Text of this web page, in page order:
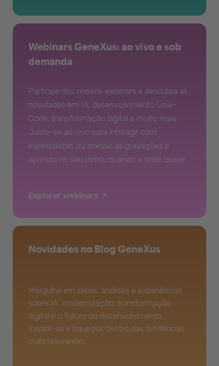
Webinars GeneXus: ao vivo e sob
demanda
Participe dos nossos webinars e descubra as
novidades em IA, desenvolvimento Low-
Code, transformação digital e muito mais.
Junte-se ao vivo para interagir com
especialistas ou acesse as gravações e
aprenda no seu ritmo, quando e onde quiser.
Explorar webinars
Novidades no Blog GeneXus
Mergulhe em ideias, análises e experiências
sobre IA, modernização, transformação
digital e o futuro do desenvolvimento.
Inspire-se e fique por dentro das tendências
mais relevantes.